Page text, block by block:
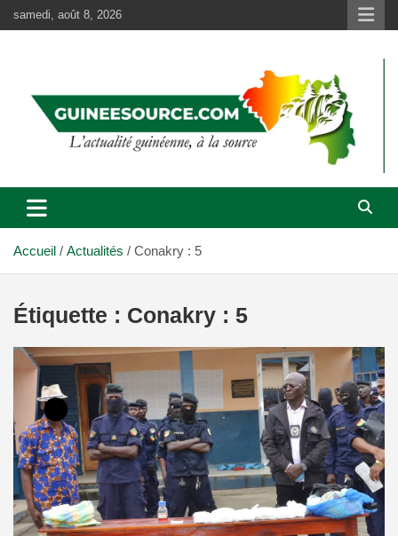
au
samedi, août 8, 2026
Accueil Actualités Conakry : 5
Étiquette : Conakry : 5